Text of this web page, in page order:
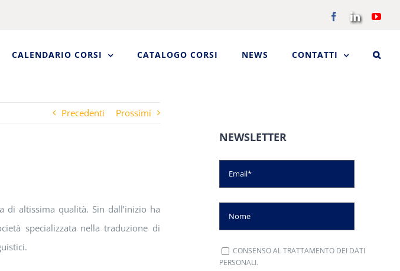
FacebookLinkedIn
CALENDARIO CORSI CATALOGO CORSI NEWS CONTATTI
Precedenti Prossimi
di altissima qualità. Sin dall’inizio ha
specializzata nella traduzione di
NEWSLETTER
CONSENSO AL TRATTAMENTO DEI DATI
PERSONALI.